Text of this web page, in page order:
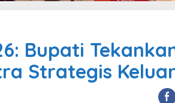
Bupati
Strategis